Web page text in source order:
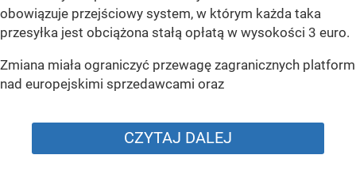
obowiązuje przejściowy system, w którym każda taka
przesyłka jest obciążona stałą opłatą w wysokości 3 euro.
Zmiana miała ograniczyć przewagę zagranicznych platform
nad europejskimi sprzedawcami oraz
CZYTAJ DALEJ